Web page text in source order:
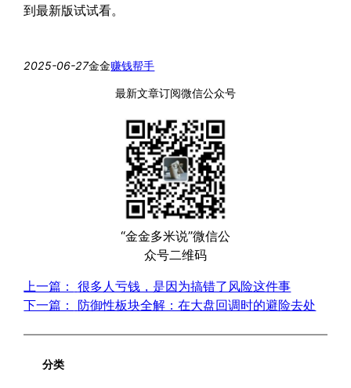
到最新版试试看。
2025-06-27金金赚钱帮手
最新文章订阅微信公众号
“金金多米说”微信公
众号二维码
上一篇：
很多人亏钱，是因为搞错了风险这件事
下一篇：
防御性板块全解：在大盘回调时的避险去处
分类